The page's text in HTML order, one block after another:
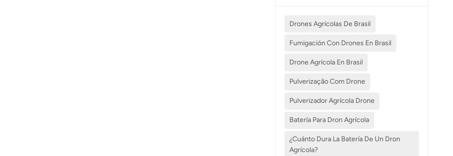
Drones Agrícolas De Brasil
Fumigación Con Drones En Brasil
Drone Agrícola En Brasil
Pulverização Com Drone
Pulverizador Agrícola Drone
Batería Para Dron Agrícola
¿Cuánto Dura La Batería De Un Dron
Agrícola?